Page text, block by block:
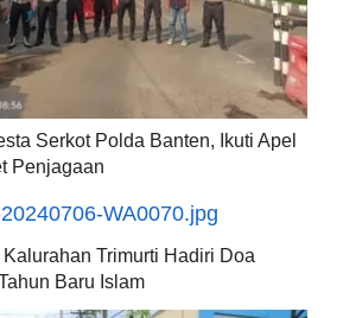
Serkot Polda Banten, Ikuti Apel
Penjagaan
Trimurti Hadiri Doa
Baru Islam